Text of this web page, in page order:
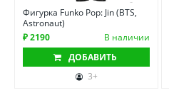
Фигурка Funko Pop: Jin (BTS,
Astronaut)
₽ 2190
В наличии
ДОБАВИТЬ
3+